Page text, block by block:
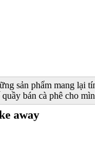
sản phẩm mang lại
bán cà phê cho
away